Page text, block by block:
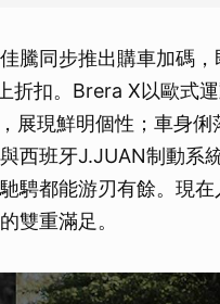
騰同步推出購車加碼
扣。Brera X以歐式
展現鮮明個性；車身
西班牙J.JUAN制動系
騁都能游刃有餘。現
雙重滿足。